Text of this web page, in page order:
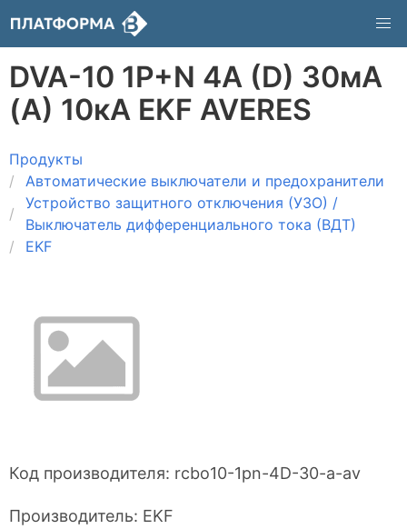
DVA-10 1P+N 4А (D) 30мА
(A) 10кА EKF AVERES
Продукты
Автоматические выключатели и предохранители
Устройство защитного отключения (УЗО) /
Выключатель дифференциального тока (ВДТ)
EKF
Код производителя: rcbo10-1pn-4D-30-a-av
Производитель: EKF